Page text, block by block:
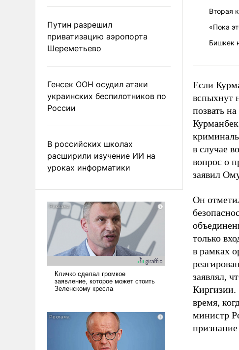
Путин разрешил
приватизацию аэропорта
Шереметьево
Генсек ООН осудил атаки
украинских беспилотников по
России
В российских школах
расширили изучение ИИ на
уроках информатики
Вторая
«Пока
Бишкек
Если
вспыхнут
позвать
в случае
вопрос о
заявил
Он
только
в рамках
заявлял,
Киргизии.
время,
министр